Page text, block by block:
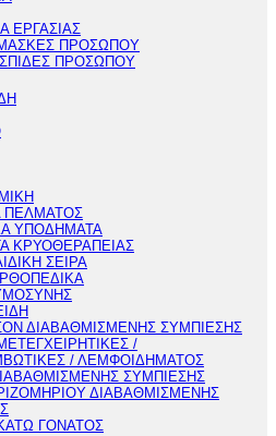
ΕΡΓΑΣΙΑΣ
ΜΑΣΚΕΣ ΠΡΟΣΩΠΟΥ
ΠΡΟΣΩΠΟΥ
ΠΕΛΜΑΤΟΣ
ΥΠΟΔΗΜΑΤΑ
ΚΡΥΟΘΕΡΑΠΕΙΑΣ
ΣΕΙΡΑ
ΔΙΑΒΑΘΜΙΣΜΕΝΗΣ ΣΥΜΠΙΕΣΗΣ
/
/ ΛΕΜΦΟΙΔΗΜΑΤΟΣ
ΣΥΜΠΙΕΣΗΣ
ΔΙΑΒΑΘΜΙΣΜΕΝΗΣ
ΓΟΝΑΤΟΣ